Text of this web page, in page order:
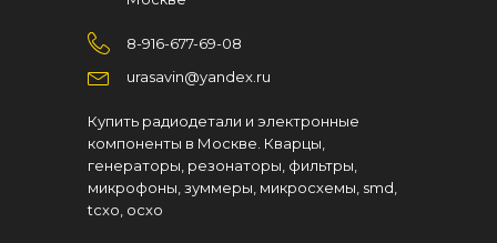
8-916-677-69-08
urasavin@yandex.ru
Купить радиодетали и электронные
компоненты в Москве. Кварцы,
генераторы, резонаторы, фильтры,
микрофоны, зуммеры, микросхемы, smd,
tcxo, ocxo